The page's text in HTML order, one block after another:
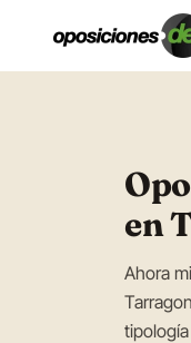
en
Ahora